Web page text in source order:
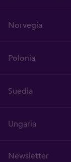
Norvegia
Polonia
Suedia
Ungaria
Newsletter